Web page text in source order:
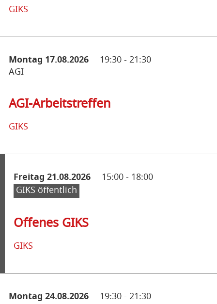
GIKS
Montag 17.08.2026 19:30 - 21:30
AGI
AGI-Arbeitstreffen
GIKS
Freitag 21.08.2026 15:00 - 18:00
GIKS öffentlich
Offenes GIKS
GIKS
Montag 24.08.2026 19:30 - 21:30